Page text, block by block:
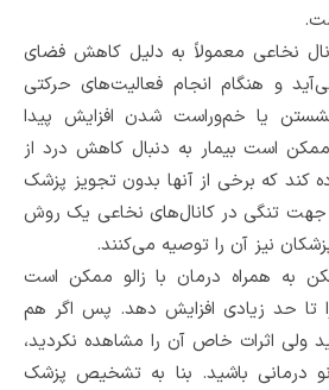
نخاعی معمولاً به دلیل کاهش فضای
و هنگام انجام فعالیت‌های حرکتی
یا خم‌وراست شدن افزایش پیدا
است بیمار به دنبال کاهش درد از
کند که برخی از آنها بدون تجویز پزشک
جهت تنگی در کانال‌های نخاعی یک روش
نیز آن را توصیه می‌کنند.
به همراه درمان با زالو ممکن است
را تا حد زیادی افزایش دهد. پس اگر هم
ولی اثرات خاص آن را مشاهده نکردید،
درمانی باشید. بنا به تشخیص پزشک